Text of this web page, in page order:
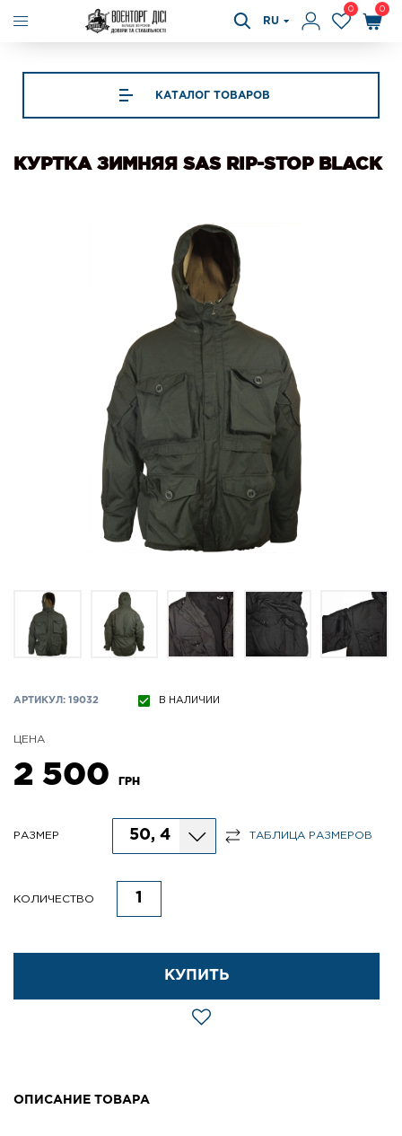
RU
0 0
КАТАЛОГ ТОВАРОВ
КУРТКА ЗИМНЯЯ SAS RIP-STOP BLACK
АРТИКУЛ: 19032 В НАЛИЧИИ
ЦЕНА
2 500 ГРН
РАЗМЕР 50, 4 ТАБЛИЦА РАЗМЕРОВ
КОЛИЧЕСТВО
КУПИТЬ
ОПИСАНИЕ ТОВАРА